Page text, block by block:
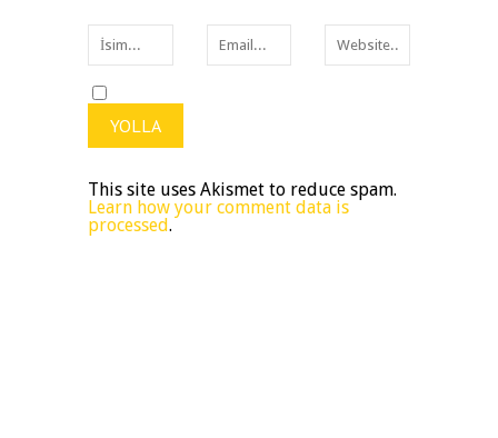
This site uses Akismet to reduce spam.
Learn how your comment data is
processed.